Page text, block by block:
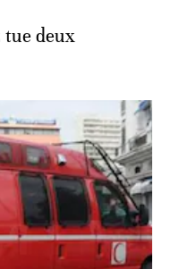
tue deux